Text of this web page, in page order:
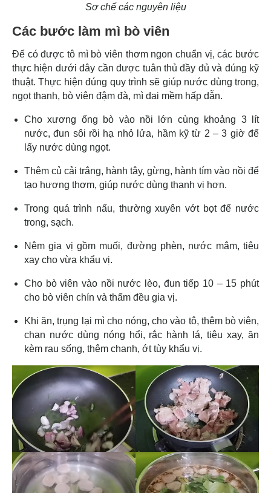
Sơ chế các nguyên liệu
Các bước làm mì bò viên
Để có được tô mì bò viên thơm ngon chuẩn vị, các bước
thực hiện dưới đây cần được tuân thủ đầy đủ và đúng kỹ
thuật. Thực hiện đúng quy trình sẽ giúp nước dùng trong,
ngọt thanh, bò viên đậm đà, mì dai mềm hấp dẫn.
Cho xương ống bò vào nồi lớn cùng khoảng 3 lít
nước, đun sôi rồi hạ nhỏ lửa, hầm kỹ từ 2 – 3 giờ để
lấy nước dùng ngọt.
Thêm củ cải trắng, hành tây, gừng, hành tím vào nồi để
tạo hương thơm, giúp nước dùng thanh vị hơn.
Trong quá trình nấu, thường xuyên vớt bọt để nước
trong, sạch.
Nêm gia vị gồm muối, đường phèn, nước mắm, tiêu
xay cho vừa khẩu vị.
Cho bò viên vào nồi nước lèo, đun tiếp 10 – 15 phút
cho bò viên chín và thấm đều gia vị.
Khi ăn, trụng lại mì cho nóng, cho vào tô, thêm bò viên,
chan nước dùng nóng hổi, rắc hành lá, tiêu xay, ăn
kèm rau sống, thêm chanh, ớt tùy khẩu vị.